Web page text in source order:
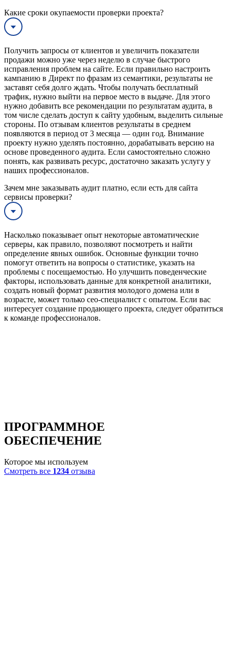
Какие сроки окупаемости проверки проекта?
Получить запросы от клиентов и увеличить показатели
продажи можно уже через неделю в случае быстрого
исправления проблем на сайте. Если правильно настроить
кампанию в Директ по фразам из семантики, результаты не
заставят себя долго ждать. Чтобы получать бесплатный
трафик, нужно выйти на первое место в выдаче. Для этого
нужно добавить все рекомендации по результатам аудита, в
том числе сделать доступ к сайту удобным, выделить сильные
стороны. По отзывам клиентов результаты в среднем
появляются в период от 3 месяца — один год. Внимание
проекту нужно уделять постоянно, дорабатывать версию на
основе проведенного аудита. Если самостоятельно сложно
понять, как развивать ресурс, достаточно заказать услугу у
наших профессионалов.
Зачем мне заказывать аудит платно, если есть для сайта
сервисы проверки?
Насколько показывает опыт некоторые автоматические
серверы, как правило, позволяют посмотреть и найти
определение явных ошибок. Основные функции точно
помогут ответить на вопросы о статистике, указать на
проблемы с посещаемостью. Но улучшить поведенческие
факторы, использовать данные для конкретной аналитики,
создать новый формат развития молодого домена или в
возрасте, может только сео-специалист с опытом. Если вас
интересует создание продающего проекта, следует обратиться
к команде профессионалов.
ПРОГРАММНОЕ
ОБЕСПЕЧЕНИЕ
Которое мы используем
Смотреть все 1234 отзыва